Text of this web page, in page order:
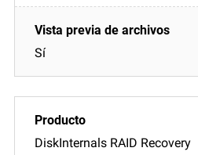
Sí
DiskInternals RAID Recovery